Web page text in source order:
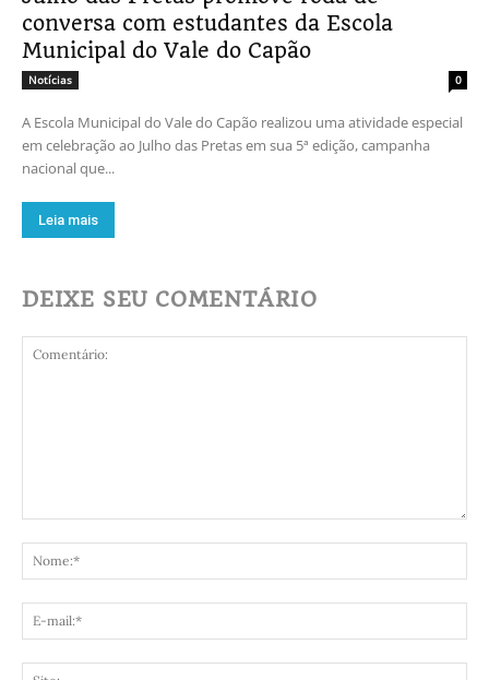
conversa com estudantes da Escola
Municipal do Vale do Capão
Notícias 0
A Escola Municipal do Vale do Capão realizou uma atividade especial
em celebração ao Julho das Pretas em sua 5ª edição, campanha
nacional que...
Leia mais
DEIXE SEU COMENTÁRIO